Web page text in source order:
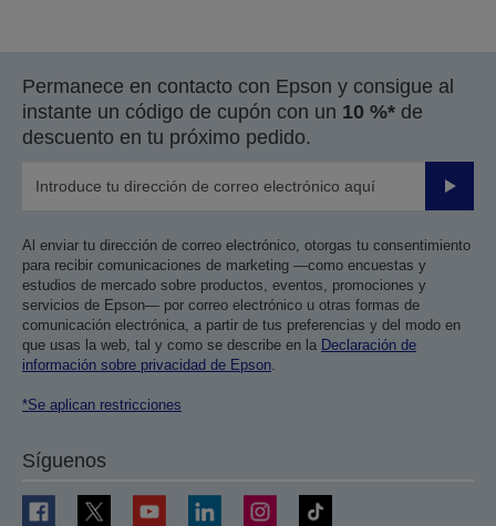
anterior
siguiente
Permanece en contacto con Epson y consigue al
instante un código de cupón con un 10 %* de
descuento en tu próximo pedido.
Enviar
Al enviar tu dirección de correo electrónico, otorgas tu consentimiento
para recibir comunicaciones de marketing —como encuestas y
estudios de mercado sobre productos, eventos, promociones y
servicios de Epson— por correo electrónico u otras formas de
comunicación electrónica, a partir de tus preferencias y del modo en
que usas la web, tal y como se describe en la Declaración de
información sobre privacidad de Epson.
*Se aplican restricciones
Síguenos